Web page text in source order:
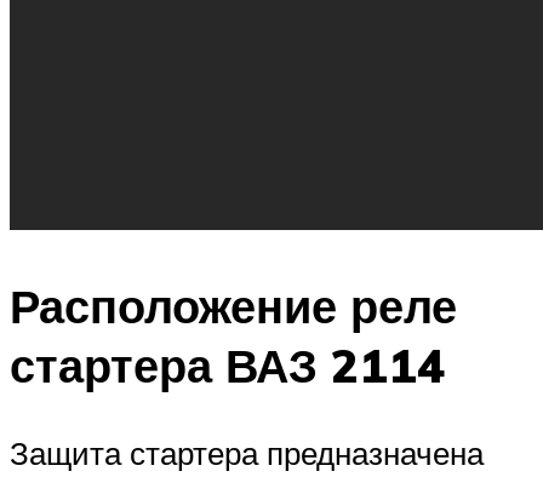
Расположение реле
стартера ВАЗ 2114
Защита стартера предназначена